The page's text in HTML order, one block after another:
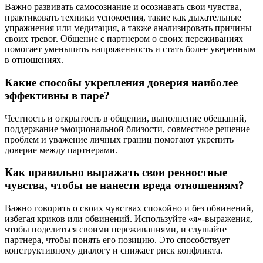
Важно развивать самосознание и осознавать свои чувства,
практиковать техники успокоения, такие как дыхательные
упражнения или медитация, а также анализировать причины
своих тревог. Общение с партнером о своих переживаниях
помогает уменьшить напряженность и стать более уверенным
в отношениях.
Какие способы укрепления доверия наиболее
эффективны в паре?
Честность и открытость в общении, выполнение обещаний,
поддержание эмоциональной близости, совместное решение
проблем и уважение личных границ помогают укрепить
доверие между партнерами.
Как правильно выражать свои ревностные
чувства, чтобы не нанести вреда отношениям?
Важно говорить о своих чувствах спокойно и без обвинений,
избегая криков или обвинений. Используйте «я»-выражения,
чтобы поделиться своими переживаниями, и слушайте
партнера, чтобы понять его позицию. Это способствует
конструктивному диалогу и снижает риск конфликта.